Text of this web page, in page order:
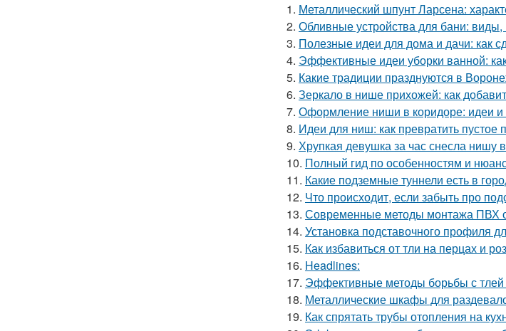
1. Металлический шпунт Ларсена:
2. Обливные устройства для бани:
3. Полезные идеи для дома и дачи: как
4. Эффективные идеи уборки ванной:
5. Какие традиции празднуются в
6. Зеркало в нише прихожей: как
7. Оформление ниши в коридоре: идеи и
8. Идеи для ниш: как превратить пустое
9. Хрупкая девушка за час снесла нишу
10. Полный гид по особенностям и
11. Какие подземные туннели есть в
12. Что происходит, если забыть про
13. Современные методы монтажа ПВХ
14. Установка подставочного профиля
15. Как избавиться от тли на перцах и
16. Headlines:
17. Эффективные методы борьбы с тлей
18. Металлические шкафы для
19. Как спрятать трубы отопления на